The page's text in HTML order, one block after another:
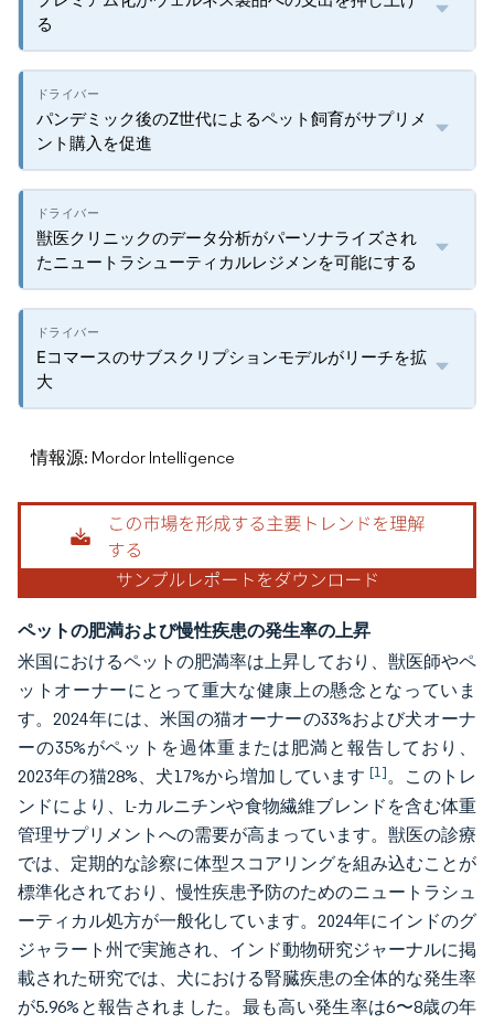
る
パンデミック後のZ世代によるペット飼育がサプリメ
ント購入を促進
獣医クリニックのデータ分析がパーソナライズされ
たニュートラシューティカルレジメンを可能にする
Eコマースのサブスクリプションモデルがリーチを拡
大
情報源: Mordor Intelligence
ペットの肥満および慢性疾患の発生率の上昇
米国におけるペットの肥満率は上昇しており、獣医師やペ
ットオーナーにとって重大な健康上の懸念となっていま
す。2024年には、米国の猫オーナーの33%および犬オーナ
ーの35%がペットを過体重または肥満と報告しており、
2023年の猫28%、犬17%から増加しています [1]。このトレ
ンドにより、L-カルニチンや食物繊維ブレンドを含む体重
管理サプリメントへの需要が高まっています。獣医の診療
では、定期的な診察に体型スコアリングを組み込むことが
標準化されており、慢性疾患予防のためのニュートラシュ
ーティカル処方が一般化しています。2024年にインドのグ
ジャラート州で実施され、インド動物研究ジャーナルに掲
載された研究では、犬における腎臓疾患の全体的な発生率
が5.96%と報告されました。最も高い発生率は6〜8歳の年